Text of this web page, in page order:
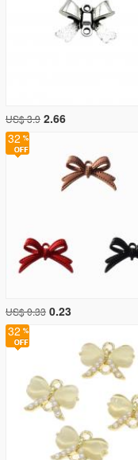
US$ 3.9 2.66
32
US$ 0.33 0.23
32